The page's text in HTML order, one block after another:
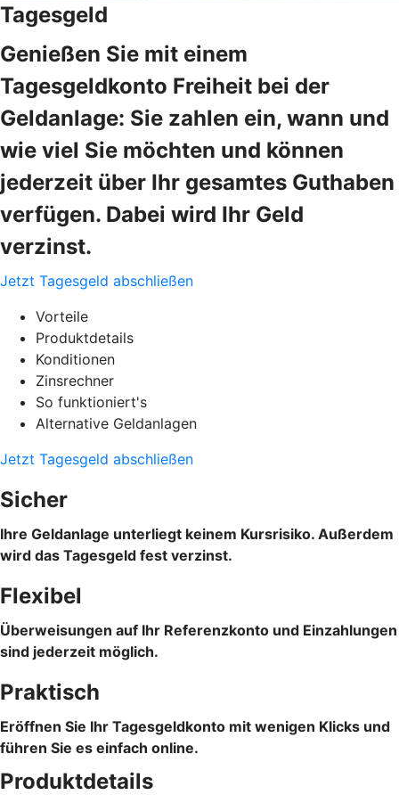
Tagesgeld
Genießen Sie mit einem
Tagesgeldkonto Freiheit bei der
Geldanlage: Sie zahlen ein, wann und
wie viel Sie möchten und können
jederzeit über Ihr gesamtes Guthaben
verfügen. Dabei wird Ihr Geld
verzinst.
Jetzt Tagesgeld abschließen
Vorteile
Produktdetails
Konditionen
Zinsrechner
So funktioniert's
Alternative Geldanlagen
Jetzt Tagesgeld abschließen
Sicher
Ihre Geldanlage unterliegt keinem Kursrisiko. Außerdem
wird das Tagesgeld fest verzinst.
Flexibel
Überweisungen auf Ihr Referenzkonto und Einzahlungen
sind jederzeit möglich.
Praktisch
Eröffnen Sie Ihr Tagesgeldkonto mit wenigen Klicks und
führen Sie es einfach online.
Produktdetails